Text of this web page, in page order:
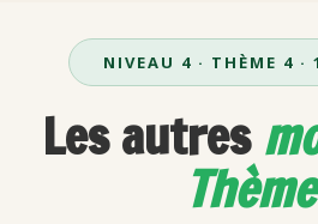
NIVEAU 4 · THÈME 4 ·
Les autres